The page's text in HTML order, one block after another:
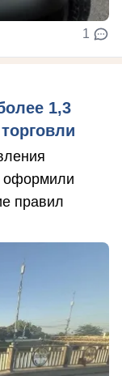
1
1,3
оформили
правил